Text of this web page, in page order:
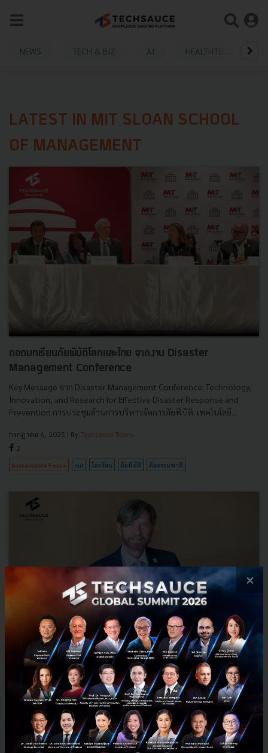
NEWS TECH & BIZ AI HEALTHTECH
LATEST IN MIT SLOAN SCHOOL
OF MANAGEMENT
ถอดบทเรียนภัยพิบัติโลกและไทย จากงาน Disaster
Management Conference
Key Message จาก Disaster Management Conference: Technology,
Innovation, and Research for Effective Disaster Response and
Prevention การประชุมด้านการบริหารจัดการภัยพิบัติ: เทคโนโลยี...
กรกฎาคม 6, 2025 | By Techsauce Team
2
Sustainable Focus mit โลกร้อน ภัยพิบัติ ภัยธรรมชาติ
David Capodilupo จาก MIT Sloan เปิดเหตุผลตั้งสำนักงาน
ในไทย ต้นแบบสู้ Climate Change อาเซียน
David Capodilupo ผู้ช่วยคณบดีด้านโครงการระดับโลกของ MIT Sloan
เผยเหตุผลที่สถาบันเข้ามาตั้งสำนักงานในไทย เพื่อให้ไทยเป็นฮับอาเซียน
ในการส่งเสริมการเรียนการสอน การวิจัยพัฒนา การแก้ปั...
×